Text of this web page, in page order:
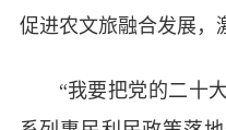
促进农文旅融合发展，
“我要把党的二十